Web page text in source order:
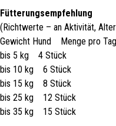
Fütterungsempfehlung
(Richtwerte – an Aktivität,
Gewicht Hund Menge pro Tag
bis 5 kg 4 Stück
bis 10 kg 6 Stück
bis 15 kg 8 Stück
bis 25 kg 12 Stück
bis 35 kg 15 Stück